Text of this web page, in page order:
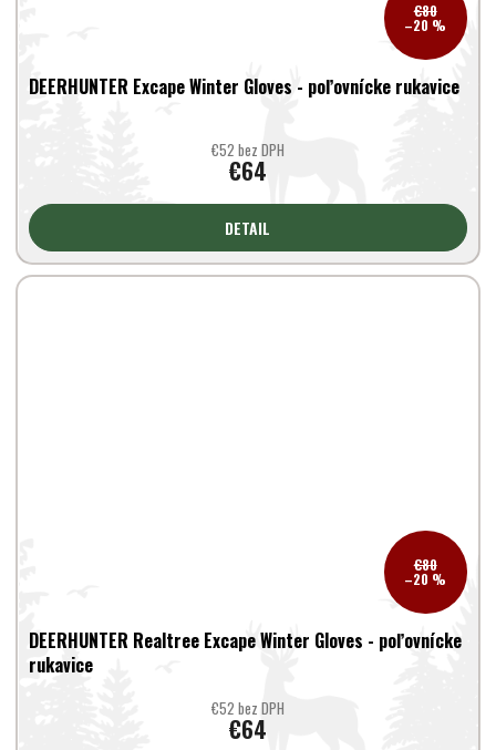
€80
–20 %
DEERHUNTER Excape Winter Gloves - poľovnícke rukavice
€52 bez DPH
€64
DETAIL
€80
–20 %
DEERHUNTER Realtree Excape Winter Gloves - poľovnícke
rukavice
€52 bez DPH
€64